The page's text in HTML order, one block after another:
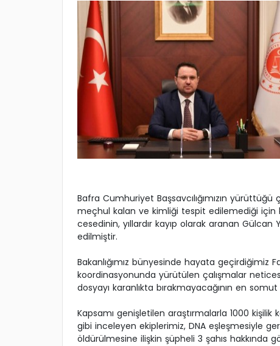
Bafra Cumhuriyet Başsavcılığımızın
meçhul kalan ve kimliği tespit edilemediği için
cesedinin, yıllardır kayıp olarak aranan
edilmiştir.
Bakanlığımız bünyesinde hayata geçirdiğimiz
koordinasyonunda yürütülen çalışmalar
dosyayı karanlıkta bırakmayacağının en somut
Kapsamı genişletilen araştırmalarla 1000
gibi inceleyen ekiplerimiz, DNA eşleşmesiyle
öldürülmesine ilişkin şüpheli 3 şahıs hakkında